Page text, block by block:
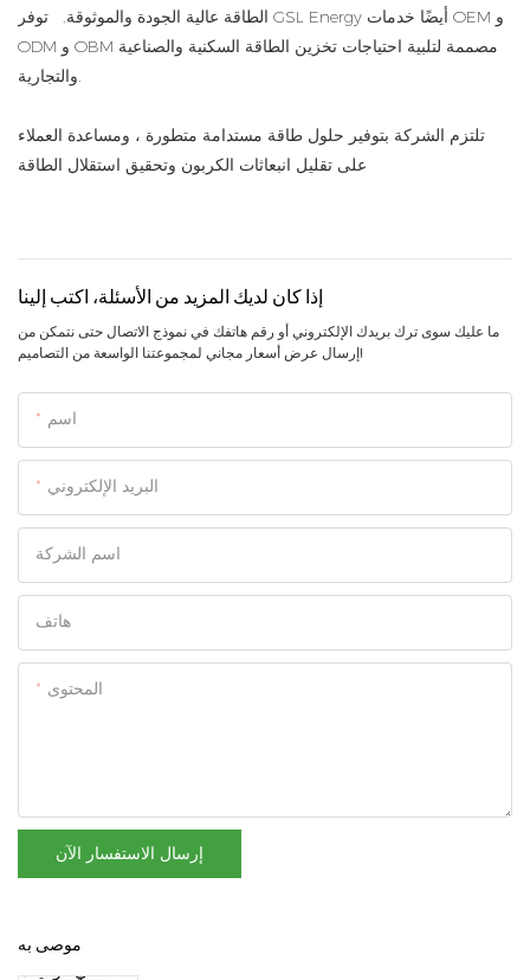
الطاقة عالية الجودة والموثوقة. توفر GSL Energy أيضًا خدمات OEM و
ODM و OBM مصممة لتلبية احتياجات تخزين الطاقة السكنية والصناعية
والتجارية.
تلتزم الشركة بتوفير حلول طاقة مستدامة متطورة ، ومساعدة العملاء
على تقليل انبعاثات الكربون وتحقيق استقلال الطاقة
إذا كان لديك المزيد من الأسئلة، اكتب إلينا
ما عليك سوى ترك بريدك الإلكتروني أو رقم هاتفك في نموذج الاتصال حتى نتمكن من
إرسال عرض أسعار مجاني لمجموعتنا الواسعة من التصاميم!
اسم
البريد الإلكتروني
اسم الشركة
هاتف
المحتوى
إرسال الاستفسار الآن
موصى به